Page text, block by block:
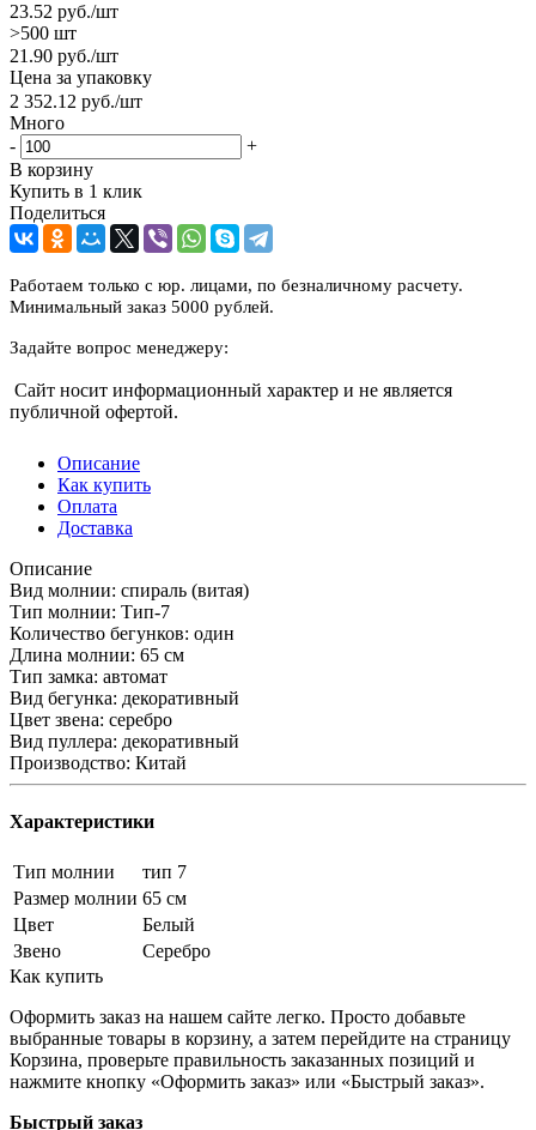
23.52 руб./шт
>500 шт
21.90 руб./шт
Цена за упаковку
2 352.12 руб./шт
Много
-
+
В корзину
Купить в 1 клик
Поделиться
Работаем только с юр. лицами, по безналичному расчету.
Минимальный заказ 5000 рублей.
Задайте вопрос менеджеру:
Сайт носит информационный характер и не является
публичной офертой.
Описание
Как купить
Оплата
Доставка
Описание
Вид молнии: спираль (витая)
Тип молнии: Тип-7
Количество бегунков: один
Длина молнии: 65 см
Тип замка: автомат
Вид бегунка: декоративный
Цвет звена: серебро
Вид пуллера: декоративный
Производство: Китай
Характеристики
Тип молнии
тип 7
Размер молнии 65 см
Цвет
Белый
Звено
Серебро
Как купить
Оформить заказ на нашем сайте легко. Просто добавьте
выбранные товары в корзину, а затем перейдите на страницу
Корзина, проверьте правильность заказанных позиций и
нажмите кнопку «Оформить заказ» или «Быстрый заказ».
Быстрый заказ